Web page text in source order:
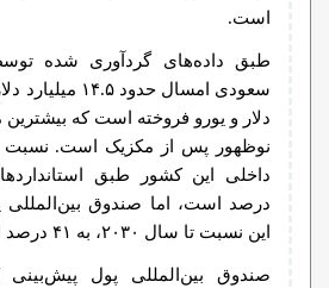
است.
طبق داده‌های گردآوری شده
سعودی امسال
دلار و یورو فروخته است که بیشترین
نوظهور پس از مکزیک است. نسبت
درصد است، اما صندوق بین‌المللی
این نسبت تا سال ۲۰۳۰، به ۴۱ درصد افزایش خواهد یافت.
صندوق بین‌المللی پول